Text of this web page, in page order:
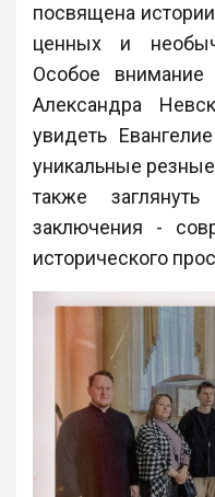
посвящена
ценных и
Особое
Александра
увидеть
уникальные резные
также
заключения -
исторического